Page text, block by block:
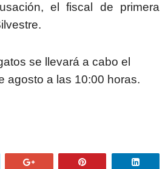
el fiscal de primera
se llevará a cabo el
agosto a las 10:00 horas.